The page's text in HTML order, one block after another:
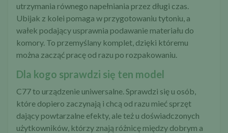
utrzymania równego napełniania przez długi czas.
Ubijak z kolei pomaga w przygotowaniu tytoniu, a
wałek podający usprawnia podawanie materiału do
komory. To przemyślany komplet, dzięki któremu
można zacząć pracę od razu po rozpakowaniu.
Dla kogo sprawdzi się ten model
C77 to urządzenie uniwersalne. Sprawdzi się u osób,
które dopiero zaczynają i chcą od razu mieć sprzęt
dający powtarzalne efekty, ale też u doświadczonych
użytkowników, którzy znają różnicę między dobrym a